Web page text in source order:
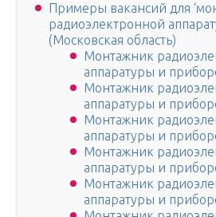
Примеры вакансий для
радиоэлектронной
(Московская область)
Монтажник
аппаратуры и
Монтажник
аппаратуры и
Монтажник
аппаратуры и
Монтажник
аппаратуры и
Монтажник
аппаратуры и